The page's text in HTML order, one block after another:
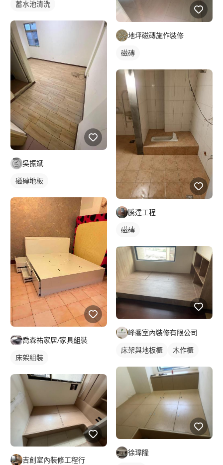
蓄水池清洗
吳振斌
磁磚地板
喬森祐家居/家具組裝
床架組裝
吉創室內裝修工程行
地坪磁磚施作裝修
磁磚
騰達工程
磁磚
峰喬室內裝修有限公司
床架與地板櫃 木作櫃
徐瑋隆